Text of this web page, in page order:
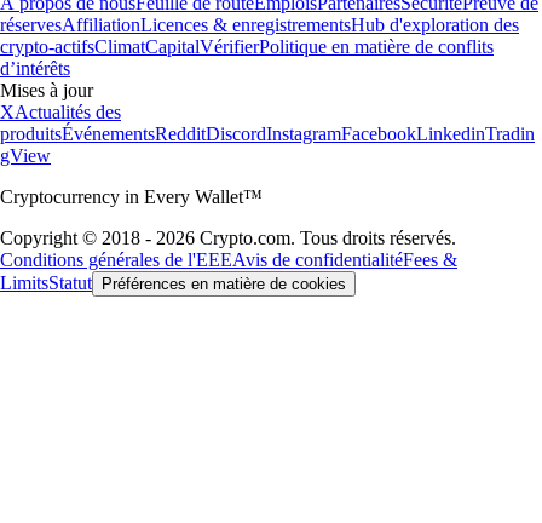
réservesAffiliationLicences & enregistrementsHub d'exploration des
crypto-actifsClimatCapitalVérifierPolitique en matière de conflits
d’intérêts
Mises à jour
XActualités des
produitsÉvénementsRedditDiscordInstagramFacebookLinkedinTradin
gView
Cryptocurrency in Every Wallet™
Copyright © 2018 - 2026 Crypto.com. Tous droits réservés.
Conditions générales de l'EEEAvis de confidentialitéFees &
LimitsStatut Préférences en matière de cookies